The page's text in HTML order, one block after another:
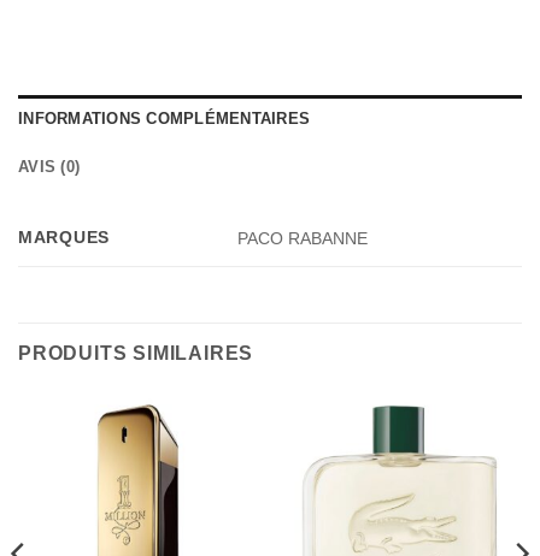
INFORMATIONS COMPLÉMENTAIRES
AVIS (0)
MARQUES PACO RABANNE
PRODUITS SIMILAIRES